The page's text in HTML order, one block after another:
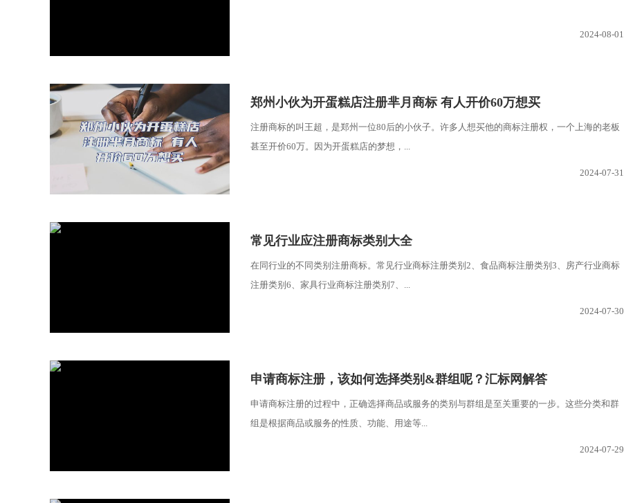
2024-08-01
​郑州小伙为开蛋糕店注册芈月商标 有人开价60万想买
注册商标的叫王超，是郑州一位80后的小伙子。许多人想买他的商标注册权，一个上海的老板
甚至开价60万。因为开蛋糕店的梦想，...
2024-07-31
​常见行业应注册商标类别大全
在同行业的不同类别注册商标。常见行业商标注册类别2、食品商标注册类别3、房产行业商标
注册类别6、家具行业商标注册类别7、...
2024-07-30
​申请商标注册，该如何选择类别&群组呢？汇标网解答
申请商标注册的过程中，正确选择商品或服务的类别与群组是至关重要的一步。这些分类和群
组是根据商品或服务的性质、功能、用途等...
2024-07-29